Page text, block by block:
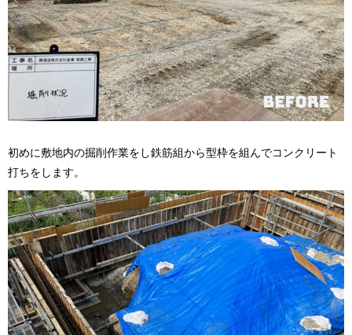
初めに敷地内の掘削作業をし鉄筋組から型枠を組んでコンクリート
打ちをします。